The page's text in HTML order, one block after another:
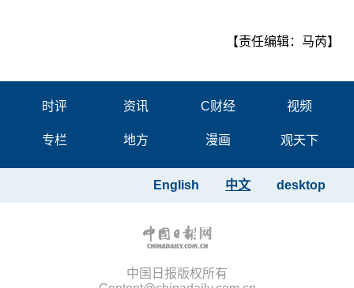
【责任编辑：马芮】
时评 资讯 C财经 视频
专栏 地方 漫画 观天下
desktop
中文
English
中国日报版权所有